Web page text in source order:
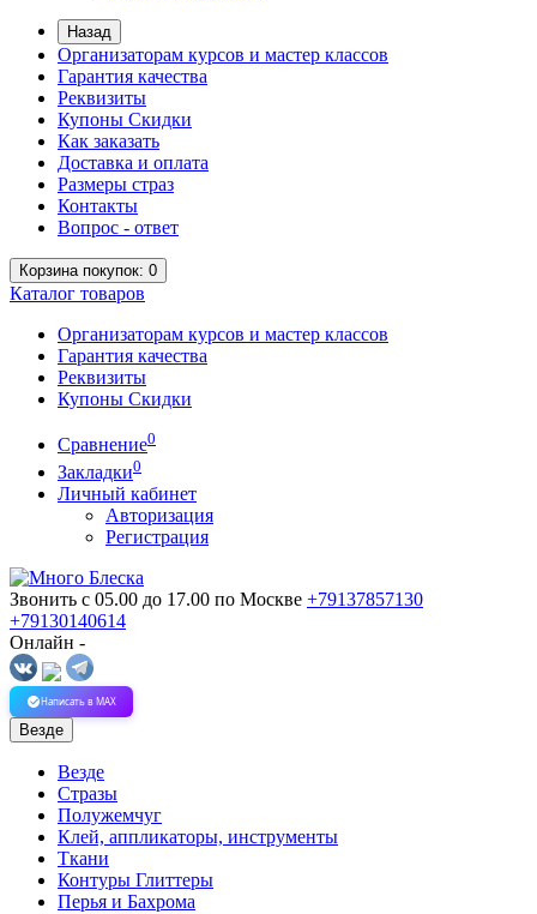
Назад
Организаторам курсов и мастер классов
Гарантия качества
Реквизиты
Купоны Скидки
Как заказать
Доставка и оплата
Размеры страз
Контакты
Вопрос - ответ
Корзинапокупок: 0
Каталог товаров
Организаторам курсов и мастер классов
Гарантия качества
Реквизиты
Купоны Скидки
Сравнение0
Закладки0
Личный кабинет
Авторизация
Регистрация
Звонить с 05.00 до 17.00 по Москве +79137857130
+79130140614
Онлайн -
Написать в MAX
Везде
Везде
Стразы
Полужемчуг
Клей, аппликаторы, инструменты
Ткани
Контуры Глиттеры
Перья и Бахрома